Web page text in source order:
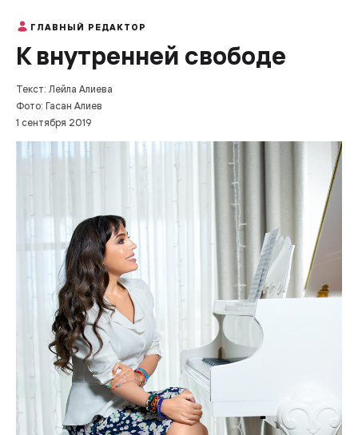
ГЛАВНЫЙ РЕДАКТОР
К внутренней свободе
Текст: Лейла Алиева
Фото: Гасан Алиев
1 сентября 2019